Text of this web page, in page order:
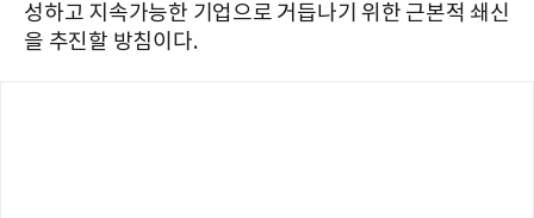
성하고 지속가능한 기업으로 거듭나기 위한 근본적 쇄신
을 추진할 방침이다.